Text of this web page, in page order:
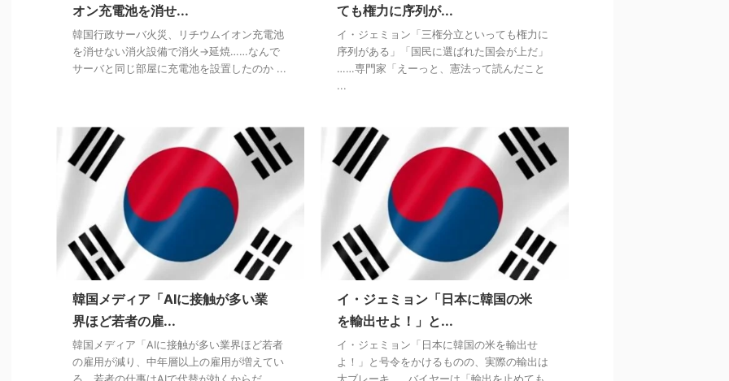
オン充電池を消せ...
韓国行政サーバ火災、リチウムイオン充電池
を消せない消火設備で消火→延焼……なんで
サーバと同じ部屋に充電池を設置したのか ...
ても権力に序列が...
イ・ジェミョン「三権分立といっても権力に
序列がある」「国民に選ばれた国会が上だ」
……専門家「えーっと、憲法って読んだこと
...
韓国メディア「AIに接触が多い業
界ほど若者の雇...
韓国メディア「AIに接触が多い業界ほど若者
の雇用が減り、中年層以上の雇用が増えてい
イ・ジェミョン「日本に韓国の米
を輸出せよ！」と...
イ・ジェミョン「日本に韓国の米を輸出せ
よ！」と号令をかけるものの、実際の輸出は